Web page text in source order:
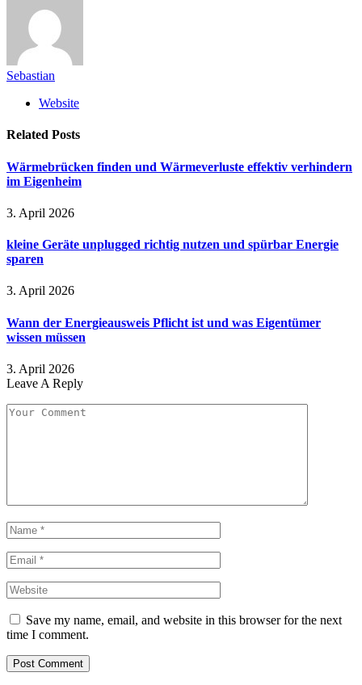
Sebastian
Website
Related Posts
Wärmebrücken finden und Wärmeverluste effektiv verhindern
im Eigenheim
3. April 2026
kleine Geräte unplugged richtig nutzen und spürbar Energie
sparen
3. April 2026
Wann der Energieausweis Pflicht ist und was Eigentümer
wissen müssen
3. April 2026
Leave A Reply
Save my name, email, and website in this browser for the next
time I comment.